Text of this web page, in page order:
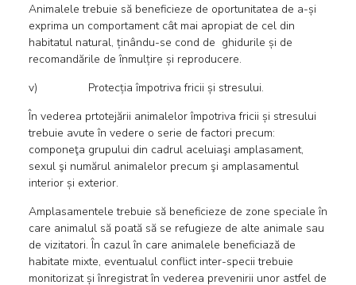
Animalele trebuie să beneficieze de oportunitatea de a-și
exprima un comportament cât mai apropiat de cel din
habitatul natural, ținându-se cond de ghidurile și de
recomandările de înmulțire și reproducere.
v) Protecția împotriva fricii și stresului.
În vederea prtotejării animalelor împotriva fricii și stresului
trebuie avute în vedere o serie de factori precum:
componeţa grupului din cadrul aceluiaşi amplasament,
sexul şi numărul animalelor precum şi amplasamentul
interior și exterior.
Amplasamentele trebuie să beneficieze de zone speciale în
care animalul să poată să se refugieze de alte animale sau
de vizitatori. În cazul în care animalele beneficiază de
habitate mixte, eventualul conflict inter-specii trebuie
monitorizat și înregistrat în vederea prevenirii unor astfel de